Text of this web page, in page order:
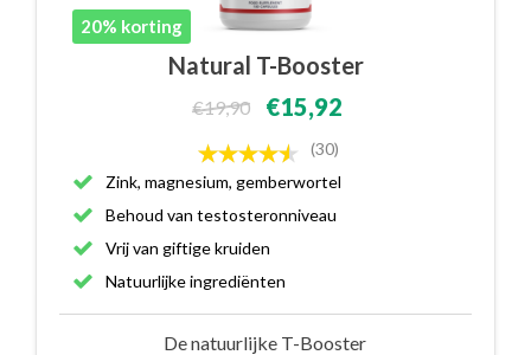
20% korting
Natural T-Booster
€19,90 €15,92
(30)
Zink, magnesium, gemberwortel
Behoud van testosteronniveau
Vrij van giftige kruiden
Natuurlijke ingrediënten
De natuurlijke T-Booster